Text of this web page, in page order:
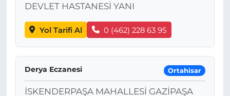
DEVLET HASTANESİ YANI
Yol Tarifi Al 0 (462) 228 63 95
Derya Eczanesi Ortahisar
İSKENDERPAŞA MAHALLESİ GAZİPAŞA